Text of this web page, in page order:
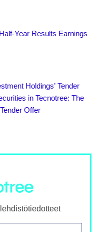
Year Results Earnings
Holdings’ Tender
in Tecnotree: The
Offer